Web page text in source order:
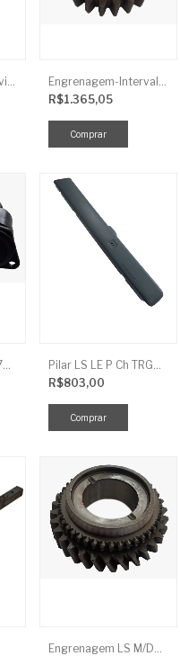
CJ LS Espelho Retrovisor
Engrenagem-Intervalo Contador Direção-TR
R$1.365,05
Conector LS ASSY-7P(ASAE) TRG730FCI
Pilar LS LE P Ch TRG864FCI
R$803,00
Engrenagem LS M/DRV 3ª TRG 281